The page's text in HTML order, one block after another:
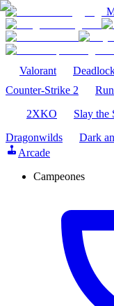
Valorant
Counter-Strike 2
2XKO
Slay the
Dragonwilds
Dark
Arcade
Campeones